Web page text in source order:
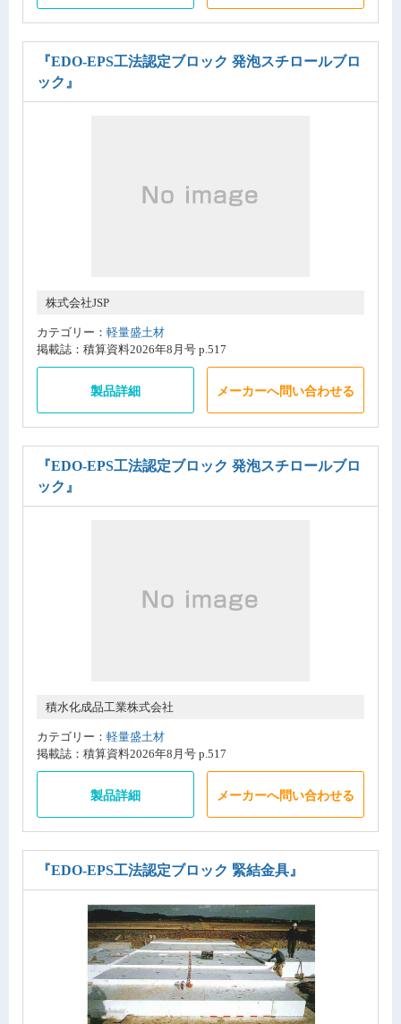
『EDO-EPS工法認定ブロック 発泡スチロールブロ
ック』
株式会社JSP
カテゴリー： 軽量盛土材
掲載誌：積算資料2026年8月号 p.517
製品詳細 メーカーへ問い合わせる
『EDO-EPS工法認定ブロック 発泡スチロールブロ
ック』
積水化成品工業株式会社
カテゴリー： 軽量盛土材
掲載誌：積算資料2026年8月号 p.517
製品詳細 メーカーへ問い合わせる
『EDO-EPS工法認定ブロック 緊結金具』